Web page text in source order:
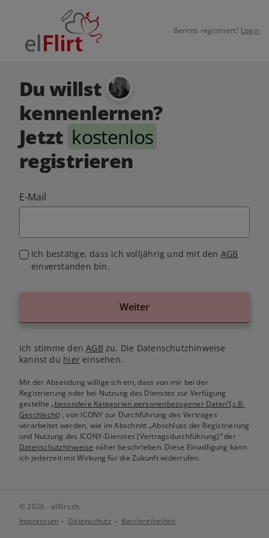
Bereits registriert? Login
Du willst
kennenlernen?
Jetzt kostenlos
registrieren
E-Mail
Ich bestätige, dass ich volljährig und mit den AGB
einverstanden bin.
Weiter
Ich stimme denAGB zu. Die Datenschutzhinweise
kannst du hiereinsehen.
Mit der Absendung willige ich ein, dass von mir bei der
Registrierung oder bei Nutzung des Dienstes zur Verfügung
gestellte„besondere Kategorien personenbezogener Daten“(z.B.
Geschlecht) , von ICONY zur Durchführung des Vertrages
verarbeitet werden, wie im Abschnitt „Abschluss der Registrierung
und Nutzung des ICONY-Dienstes (Vertragsdurchführung)“ der
Datenschutzhinweise näher beschrieben. Diese Einwilligung kann
ich jederzeit mit Wirkung für die Zukunft widerrufen.
© 2026 - elflirt.ch
Impressum
Datenschutz Barrierefreiheit